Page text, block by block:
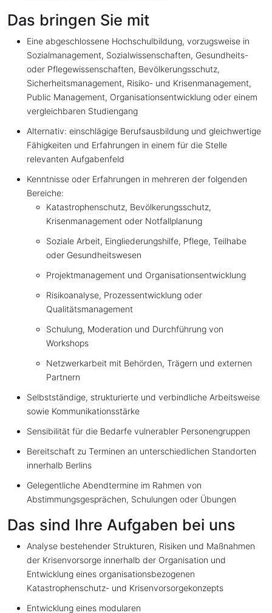
Das bringen Sie mit
Eine abgeschlossene Hochschulbildung, vorzugsweise in
Sozialmanagement, Sozialwissenschaften, Gesundheits-
oder Pflegewissenschaften, Bevölkerungsschutz,
Sicherheitsmanagement, Risiko- und Krisenmanagement,
Public Management, Organisationsentwicklung oder einem
vergleichbaren Studiengang
Alternativ: einschlägige Berufsausbildung und gleichwertige
Fähigkeiten und Erfahrungen in einem für die Stelle
relevanten Aufgabenfeld
Kenntnisse oder Erfahrungen in mehreren der folgenden
Bereiche:
Katastrophenschutz, Bevölkerungsschutz,
Krisenmanagement oder Notfallplanung
Soziale Arbeit, Eingliederungshilfe, Pflege, Teilhabe
oder Gesundheitswesen
Projektmanagement und Organisationsentwicklung
Risikoanalyse, Prozessentwicklung oder
Qualitätsmanagement
Schulung, Moderation und Durchführung von
Workshops
Netzwerkarbeit mit Behörden, Trägern und externen
Partnern
Selbstständige, strukturierte und verbindliche Arbeitsweise
sowie Kommunikationsstärke
Sensibilität für die Bedarfe vulnerabler Personengruppen
Bereitschaft zu Terminen an unterschiedlichen Standorten
innerhalb Berlins
Gelegentliche Abendtermine im Rahmen von
Abstimmungsgesprächen, Schulungen oder Übungen
Das sind Ihre Aufgaben bei uns
Analyse bestehender Strukturen, Risiken und Maßnahmen
der Krisenvorsorge innerhalb der Organisation und
Entwicklung eines organisationsbezogenen
Katastrophenschutz- und Krisenvorsorgekonzepts
Entwicklung eines modularen